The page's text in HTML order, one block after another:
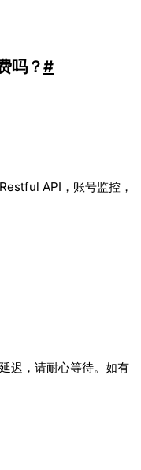
吗？#
API，账号监控，
迟，请耐心等待。如有